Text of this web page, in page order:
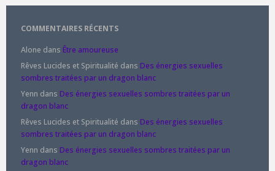
COMMENTAIRES RÉCENTS
Alone dans Être amoureuse
Rêves Lucides et Spiritualité dans Des énergies sexuelles
sombres traitées par un dragon blanc
Yenn dans Des énergies sexuelles sombres traitées par un
dragon blanc
Rêves Lucides et Spiritualité dans Des énergies sexuelles
sombres traitées par un dragon blanc
Yenn dans Des énergies sexuelles sombres traitées par un
dragon blanc